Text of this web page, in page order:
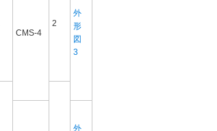
CMS-4
2
外
形
図
3
外